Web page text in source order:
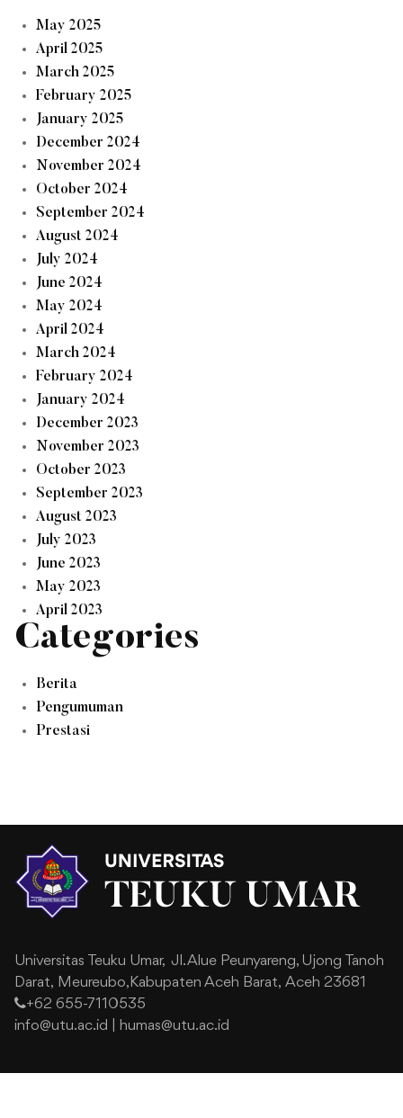
May 2025
April 2025
March 2025
February 2025
January 2025
December 2024
November 2024
October 2024
September 2024
August 2024
July 2024
June 2024
May 2024
April 2024
March 2024
February 2024
January 2024
December 2023
November 2023
October 2023
September 2023
August 2023
July 2023
June 2023
May 2023
April 2023
Categories
Berita
Pengumuman
Prestasi
Universitas Teuku Umar, Jl. Alue Peunyareng, Ujong Tanoh
Darat, Meureubo,Kabupaten Aceh Barat, Aceh 23681
+62 655-7110535
info@utu.ac.id
humas@utu.ac.id